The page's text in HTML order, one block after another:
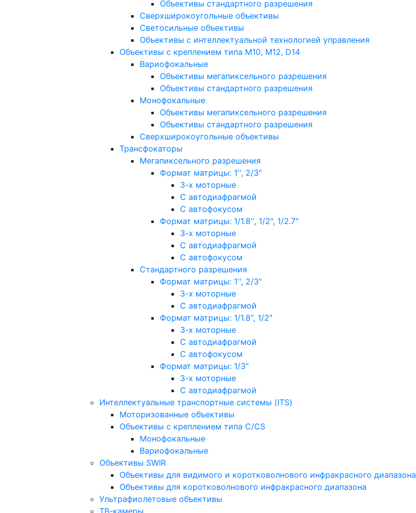
Объективы стандартного разрешения
Сверхширокоугольные объективы
Светосильные объективы
Объективы с интеллектуальной технологией управления
Объективы с креплением типа M10, M12, D14
Вариофокальные
Объективы мегапиксельного разрешения
Объективы стандартного разрешения
Монофокальные
Объективы мегапиксельного разрешения
Объективы стандартного разрешения
Сверхширокоугольные объективы
Трансфокаторы
Мегапиксельного разрешения
Формат матрицы: 1'', 2/3"
3-х моторные
С автодиафрагмой
С автофокусом
Формат матрицы: 1/1.8'', 1/2", 1/2.7"
3-х моторные
С автодиафрагмой
С автофокусом
Стандартного разрешения
Формат матрицы: 1'', 2/3"
3-х моторные
С автодиафрагмой
Формат матрицы: 1/1.8", 1/2"
3-х моторные
С автодиафрагмой
С автофокусом
Формат матрицы: 1/3"
3-х моторные
С автодиафрагмой
Интеллектуальные транспортные системы (ITS)
Моторизованные объективы
Объективы с креплением типа C/CS
Монофокальные
Вариофокальные
Объективы SWIR
Объективы для видимого и коротковолнового инфракрасного диапазона
Объективы для коротковолнового инфракрасного диапазона
Ультрафиолетовые объективы
ТВ-камеры